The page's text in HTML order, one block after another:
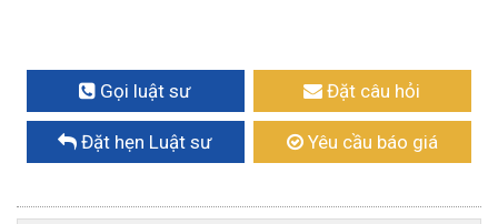
Gọi luật sư Đặt câu hỏi
Đặt hẹn Luật sư Yêu cầu báo giá